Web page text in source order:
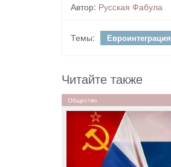
Автор: Русская Фабула
Темы: Евроинтеграция
Читайте также
Общество